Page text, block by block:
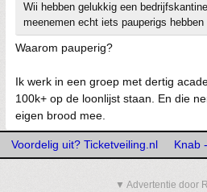
Wii hebben gelukkig een
meenemen echt iets pauperigs hebben
Waarom pauperig?
Ik werk in een groep met dertig
100k+ op de loonlijst staan. En die
eigen brood mee.
Voordelig uit? Ticketveiling.nl Knab
▼ Advertentie door